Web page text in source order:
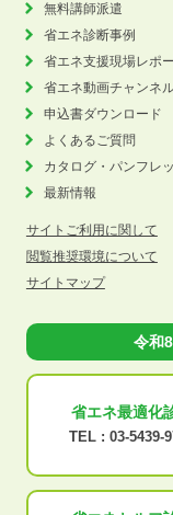
無料講師派遣
省エネ診断事例
省エネ支援現場レポ
省エネ動画チャンネ
申込書ダウンロード
よくあるご質問
カタログ・パンフレ
最新情報
サイトご利用に関して
閲覧推奨環境について
サイトマップ
令和
省エネ最適化
TEL : 03-5439-